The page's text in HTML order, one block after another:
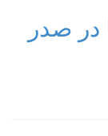
در صدر